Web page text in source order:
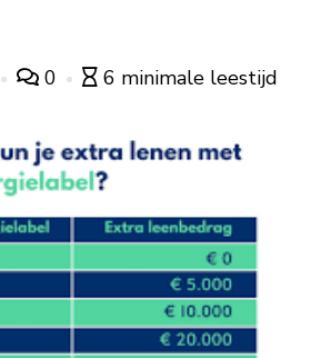
0 6 minimale leestijd